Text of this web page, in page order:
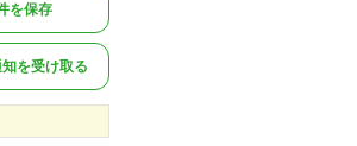
を保存
を受け取る